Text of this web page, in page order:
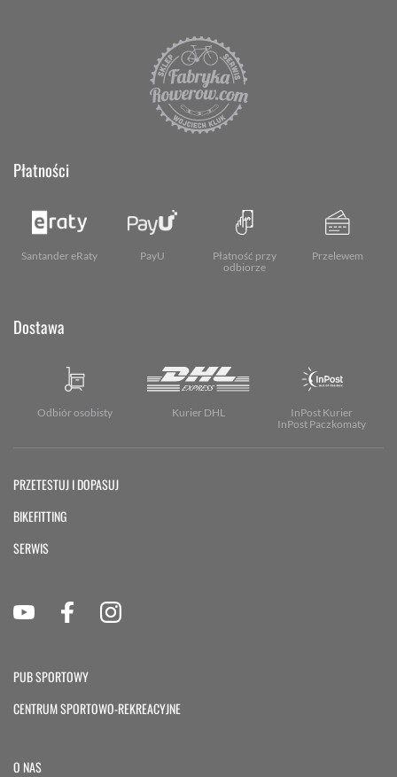
Płatności
Santander eRaty PayU
Płatność przy
odbiorze
Przelewem
Dostawa
Odbiór osobisty Kurier DHL
InPost Kurier
InPost Paczkomaty
PRZETESTUJ I DOPASUJ
BIKEFITTING
SERWIS
PUB SPORTOWY
CENTRUM SPORTOWO-REKREACYJNE
O NAS